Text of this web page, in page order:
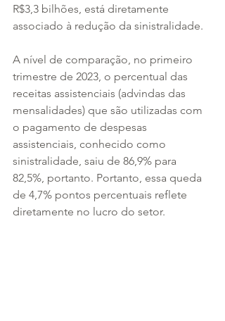
R$3,3 bilhões, está diretamente
associado à redução da sinistralidade.
A nível de comparação, no primeiro
trimestre de 2023, o percentual das
receitas assistenciais (advindas das
mensalidades) que são utilizadas com
o pagamento de despesas
assistenciais, conhecido como
sinistralidade, saiu de 86,9% para
82,5%, portanto. Portanto, essa queda
de 4,7% pontos percentuais reflete
diretamente no lucro do setor.